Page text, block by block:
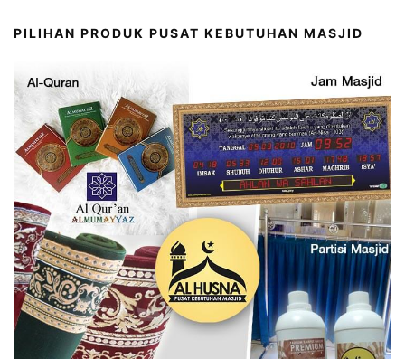
PILIHAN PRODUK PUSAT KEBUTUHAN MASJID